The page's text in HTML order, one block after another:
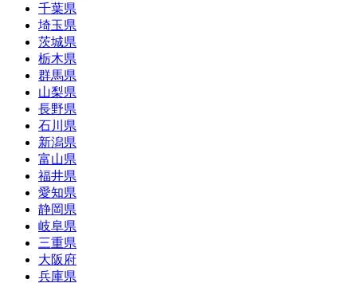
千葉県
埼玉県
茨城県
栃木県
群馬県
山梨県
長野県
石川県
新潟県
富山県
福井県
愛知県
静岡県
岐阜県
三重県
大阪府
兵庫県